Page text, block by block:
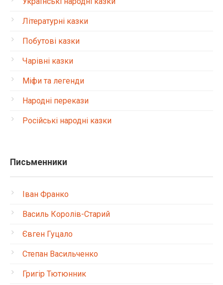
Літературні казки
Побутові казки
Чарівні казки
Міфи та легенди
Народні перекази
Російські народні казки
Письменники
Іван Франко
Василь Королів-Старий
Євген Гуцало
Степан Васильченко
Григір Тютюнник